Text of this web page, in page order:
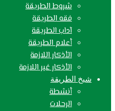
شروط الطريقة
فقه الطريقة
آداب الطريقة
أعلام الطريقة
الأذكار اللازمة
الأذكار غير اللازمة
شيخ الطريقة
أنشطة
الرحلات